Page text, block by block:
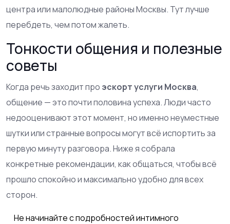
центра или малолюдные районы Москвы. Тут лучше
перебдеть, чем потом жалеть.
Тонкости общения и полезные
советы
Когда речь заходит про эскорт услуги Москва,
общение — это почти половина успеха. Люди часто
недооценивают этот момент, но именно неуместные
шутки или странные вопросы могут всё испортить за
первую минуту разговора. Ниже я собрала
конкретные рекомендации, как общаться, чтобы всё
прошло спокойно и максимально удобно для всех
сторон.
Не начинайте с подробностей интимного